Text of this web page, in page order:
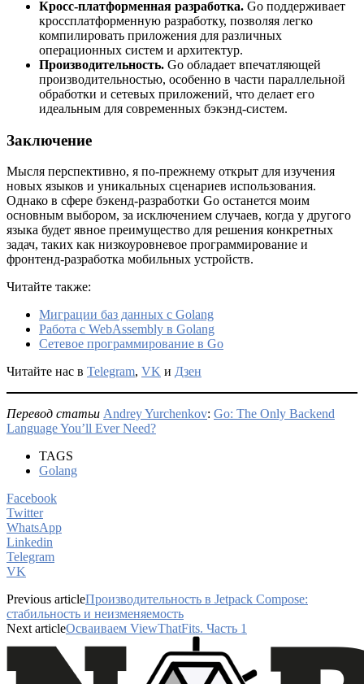
Кросс-платформенная разработка. Go поддерживает
кроссплатформенную разработку, позволяя легко
компилировать приложения для различных
операционных систем и архитектур.
Производительность. Go обладает впечатляющей
производительностью, особенно в части параллельной
обработки и сетевых приложений, что делает его
идеальным для современных бэкэнд-систем.
Заключение
Мысля перспективно, я по-прежнему открыт для изучения
новых языков и уникальных сценариев использования.
Однако в сфере бэкенд-разработки Go останется моим
основным выбором, за исключением случаев, когда у другого
языка будет явное преимущество для решения конкретных
задач, таких как низкоуровневое программирование и
фронтенд-разработка мобильных устройств.
Читайте также:
Миграции баз данных с Golang
Работа с WebAssembly в Golang
Сетевое программирование в Go
Читайте нас в Telegram, VK и Дзен
Перевод статьи Andrey Yurchenkov: Go: The Only Backend
Language You’ll Ever Need?
TAGS
Golang
Facebook
Twitter
WhatsApp
Linkedin
Telegram
VK
Previous articleПроизводительность в Jetpack Compose:
стабильность и неизменяемость
Next articleОсваиваем ViewThatFits. Часть 1